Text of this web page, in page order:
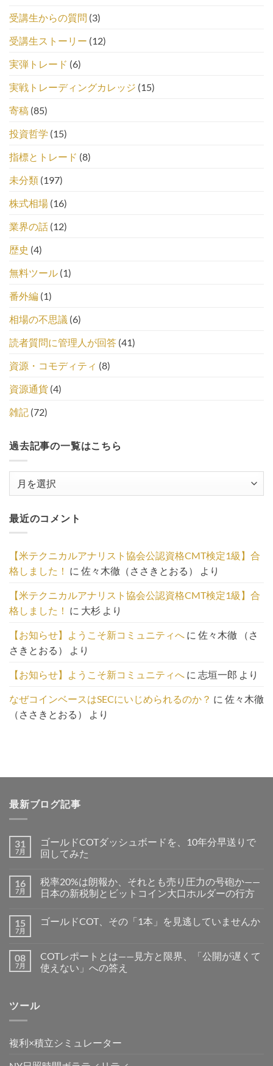
受講生からの質問 (3)
受講生ストーリー (12)
実弾トレード (6)
実戦トレーディングカレッジ (15)
寄稿 (85)
投資哲学 (15)
指標とトレード (8)
未分類 (197)
株式相場 (16)
業界の話 (12)
歴史 (4)
無料ツール (1)
番外編 (1)
相場の不思議 (6)
読者質問に管理人が回答 (41)
資源・コモディティ (8)
資源通貨 (4)
雑記 (72)
過去記事の一覧はこちら
事
の
覧
は
こ
ち
ら
最近のコメント
【米テクニカルアナリスト協会公認資格CMT検定1級】合
格しました！ に 佐々木徹（ささきとおる） より
【米テクニカルアナリスト協会公認資格CMT検定1級】合
格しました！ に 大杉 より
【お知らせ】ようこそ新コミュニティへ に 佐々木徹 （さ
さきとおる）
より
【お知らせ】ようこそ新コミュニティへ に 志垣一郎 より
なぜコインベースはSECにいじめられるのか？ に 佐々木徹
（ささきとおる）
より
最新ブログ記事
31
7月
ゴールドCOTダッシュボードを、10年分早送りで
回してみた
16
7月
税率20%は朗報か、それとも売り圧力の号砲か——
日本の新税制とビットコイン大口ホルダーの行方
15
7月
ゴールドCOT、その「1本」を見逃していませんか
08
7月
COTレポートとは——見方と限界、「公開が遅くて
使えない」への答え
ツール
複利×積立シミュレーター